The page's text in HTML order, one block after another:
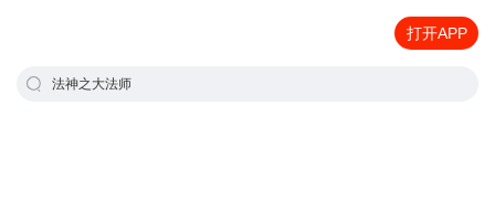
打开APP
法神之大法师